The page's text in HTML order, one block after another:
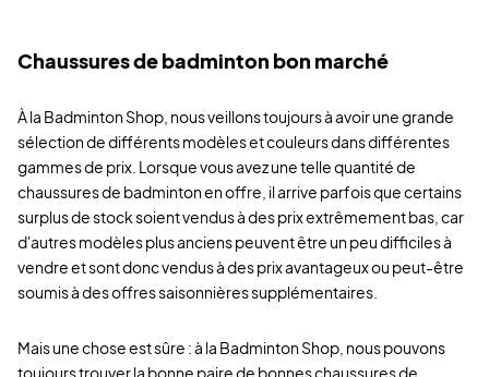
Chaussures de badminton bon marché
À la Badminton Shop, nous veillons toujours à avoir une grande
sélection de différents modèles et couleurs dans différentes
gammes de prix. Lorsque vous avez une telle quantité de
chaussures de badminton en offre, il arrive parfois que certains
surplus de stock soient vendus à des prix extrêmement bas, car
d'autres modèles plus anciens peuvent être un peu difficiles à
vendre et sont donc vendus à des prix avantageux ou peut-être
soumis à des offres saisonnières supplémentaires.
Mais une chose est sûre : à la Badminton Shop, nous pouvons
toujours trouver la bonne paire de bonnes chaussures de